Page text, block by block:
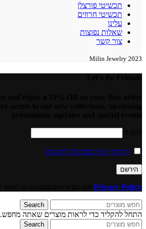
תכשיטי פורצלן
תכשיטי חרוזים
עלינו
שאלות נפוצות
צור קשר
2023 Milin Jewelry
קראתי ואני מסכיםה לתנאים
Privacy Policy
Search
התחל להקליד כדי לראות מוצרים שאתה מחפש.
Search